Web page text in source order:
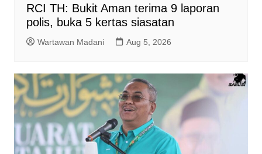
RCI TH: Bukit Aman terima 9 laporan
polis, buka 5 kertas siasatan
Wartawan Madani Aug 5, 2026